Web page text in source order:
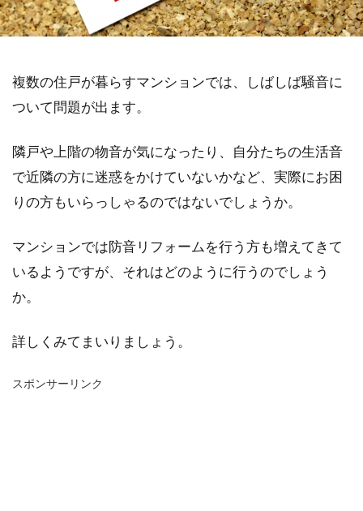
複数の住戸が暮らすマンションでは、しばしば騒音に
ついて問題が出ます。
隣戸や上階の物音が気になったり、自分たちの生活音
で近隣の方に迷惑をかけていないかなど、実際にお困
りの方もいらっしゃるのではないでしょうか。
マンションでは防音リフォームを行う方も増えてきて
いるようですが、それはどのように行うのでしょう
か。
詳しくみてまいりましょう。
スポンサーリンク